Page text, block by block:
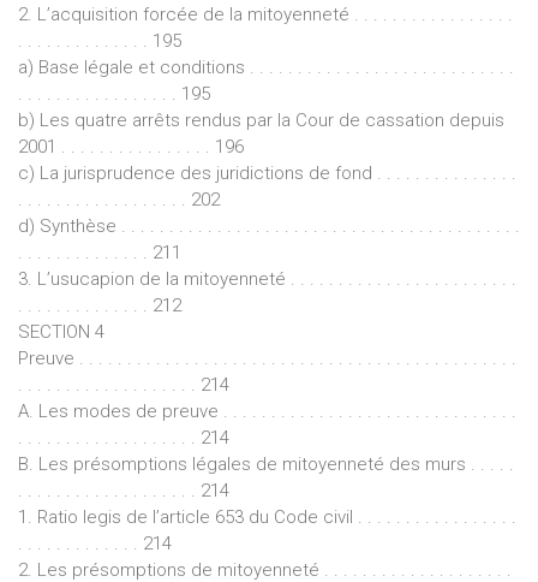
2. L’acquisition forcée de la mitoyenneté . . . . . . . . . . . . . . . . .
. . . . . . . . . . . . . . 195
a) Base légale et conditions . . . . . . . . . . . . . . . . . . . . . . . . . . . .
. . . . . . . . . . . . . . . . . 195
b) Les quatre arrêts rendus par la Cour de cassation depuis
2001 . . . . . . . . . . . . . . . . 196
c) La jurisprudence des juridictions de fond . . . . . . . . . . . . . . .
. . . . . . . . . . . . . . . . . . 202
d) Synthèse . . . . . . . . . . . . . . . . . . . . . . . . . . . . . . . . . . . . . . . . . .
. . . . . . . . . . . . . . 211
3. L’usucapion de la mitoyenneté . . . . . . . . . . . . . . . . . . . . . . . .
. . . . . . . . . . . . . . 212
SECTION 4
Preuve . . . . . . . . . . . . . . . . . . . . . . . . . . . . . . . . . . . . . . . . . . . . . .
. . . . . . . . . . . . . . . . . . . 214
A. Les modes de preuve . . . . . . . . . . . . . . . . . . . . . . . . . . . . . . .
. . . . . . . . . . . . . . . . . . . 214
B. Les présomptions légales de mitoyenneté des murs . . . . .
. . . . . . . . . . . . . . . . . . . 214
1. Ratio legis de l’article 653 du Code civil . . . . . . . . . . . . . . . . .
. . . . . . . . . . . . . 214
2. Les présomptions de mitoyenneté . . . . . . . . . . . . . . . . . . . .